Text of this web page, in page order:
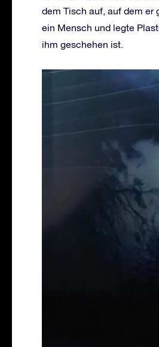
dem Tisch auf, auf dem er
ein Mensch und legte
ihm geschehen ist.